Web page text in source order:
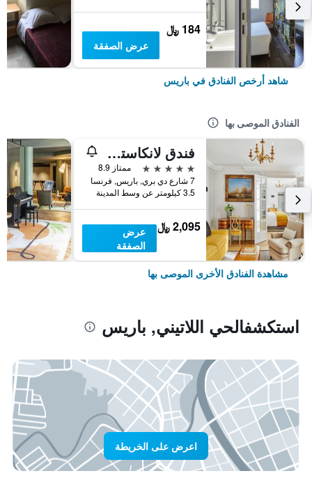
184 ﷼
عرض الصفقة
شاهد أرخص الفنادق في باريس
الفنادق الموصى بها
فندق لانكاستر باريس شانزليزيه
5 نجوم
ممتاز 8.9
7 شارع دي بري, باريس, فرنسا
3.5 كيلومتر عن وسط المدينة
2,095 ﷼
عرض
الصفقة
مشاهدة الفنادق الأخرى الموصى بها
استكشفالحي اللاتيني, باريس
اعرض على الخريطة